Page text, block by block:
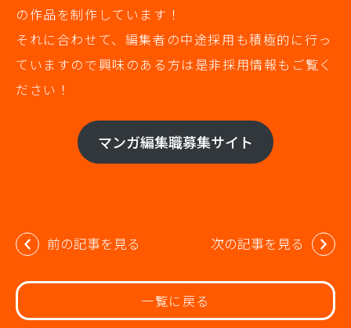
の作品を制作しています！
それに合わせて、編集者の中途採用も積極的に行っ
ていますので興味のある方は是非採用情報もご覧く
ださい！
マンガ編集職募集サイト
投
稿
ナ
ビ
ゲ
前の記事を見る 次の記事を見る
一覧に戻る